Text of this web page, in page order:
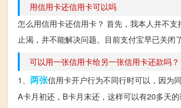
用信用卡还信用卡可以吗
怎么用信用卡还信用卡？ 首先，我本人并不
止渴，并不能解决问题。目前支付宝早已关
可以用一张信用卡给另一张信用卡还款吗？
1、 两张信用卡开户行为不同行时可以，因为
A卡月初还，B卡月末还，这样可以有20多天